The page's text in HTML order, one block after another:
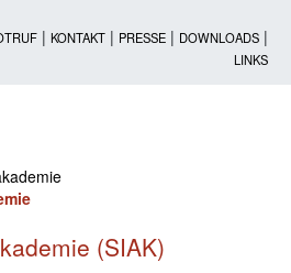
| KONTAKT | PRESSE | DOWNLOADS |
LINKS
(SIAK)